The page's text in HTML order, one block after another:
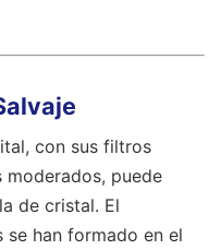
con sus filtros
puede
de cristal. El
han formado en el